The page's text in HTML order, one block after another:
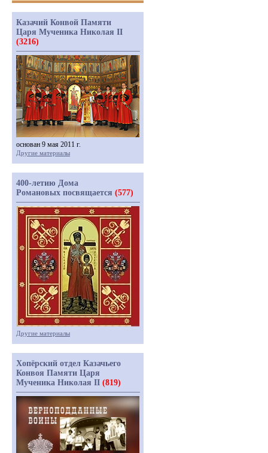
Казачий Конвой Памяти
Царя Мученика Николая II
(3216)
основан 9 мая 2011 г.
Другие материалы
400-летию Дома
Романовых посвящается (577)
Другие материалы
Хопёрский отдел Казачьего
Конвоя Памяти Царя
Мученика Николая II (819)